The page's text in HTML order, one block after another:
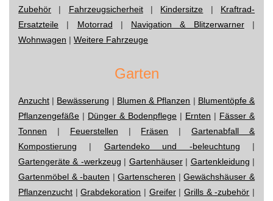
Zubehör | Fahrzeugsicherheit| Kindersitze | Kraftrad-
Ersatzteile | Motorrad | Navigation & Blitzerwarner|
Wohnwagen | Weitere Fahrzeuge
Garten
Anzucht | Bewässerung | Blumen & Pflanzen | Blumentöpfe &
Pflanzengefäße | Dünger & Bodenpflege | Ernten | Fässer &
Tonnen | Feuerstellen | Fräsen |Gartenabfall &
Kompostierung | Gartendeko und -beleuchtung |
Gartengeräte & -werkzeug | Gartenhäuser| Gartenkleidung |
Gartenmöbel & -bauten |Gartenscheren |Gewächshäuser &
Pflanzenzucht |Grabdekoration | Greifer|Grills & -zubehör |